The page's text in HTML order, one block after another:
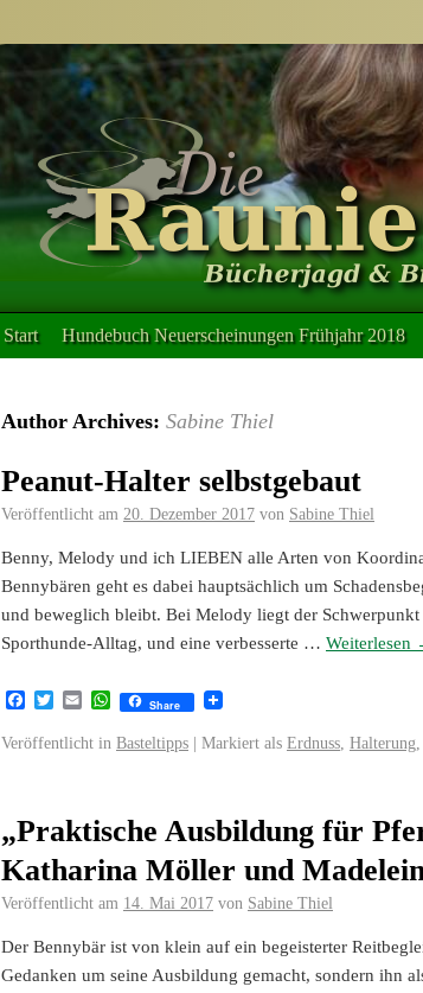
Start Hundebuch Neuerscheinungen Frühjahr 2018
Author Archives: Sabine Thiel
Peanut-Halter selbstgebaut
Veröffentlicht am 20. Dezember 2017 von Sabine Thiel
Benny, Melody und ich LIEBEN alle Arten von
Bennybären geht es dabei hauptsächlich um
und beweglich bleibt. Bei Melody liegt der
Sporthunde-Alltag, und eine verbesserte … Weiterlesen
Facebook
TwitterEmailWhatsApp
Share
Veröffentlicht in Basteltipps Markiert als Erdnuss, Halterung,
„Praktische Ausbildung für
Katharina Möller und
Veröffentlicht am 14. Mai 2017 von Sabine Thiel
Der Bennybär ist von klein auf ein begeisterter
Gedanken um seine Ausbildung gemacht, sondern ihn